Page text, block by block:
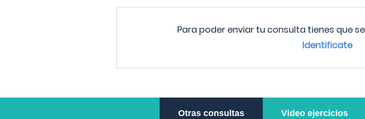
Para poder enviar tu consulta tienes que
Identificate
Otras consultas Video ejercicios